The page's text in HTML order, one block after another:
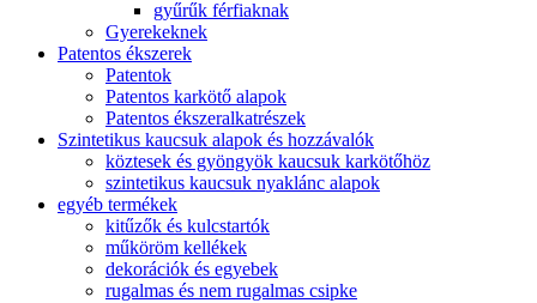
gyűrűk férfiaknak
Gyerekeknek
Patentos ékszerek
Patentok
Patentos karkötő alapok
Patentos ékszeralkatrészek
Szintetikus kaucsuk alapok és hozzávalók
köztesek és gyöngyök kaucsuk karkötőhöz
szintetikus kaucsuk nyaklánc alapok
egyéb termékek
kitűzők és kulcstartók
műköröm kellékek
dekorációk és egyebek
rugalmas és nem rugalmas csipke